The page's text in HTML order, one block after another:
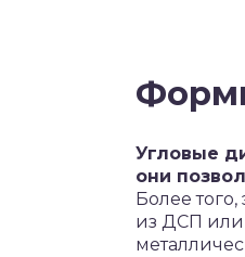
Угловые
они
Более
из ДСП или